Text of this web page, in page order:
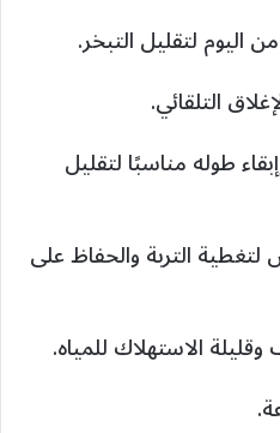
لتقليل التبخر.
التلقائي.
طوله مناسبًا لتقليل
التربة والحفاظ على
الاستهلاك للمياه.